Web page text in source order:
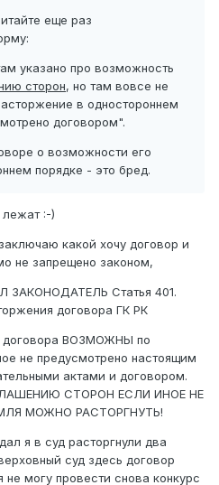
еще раз
указано про возможность
сторон, но там вовсе не
в одностороннем
договором".
о возможности его
порядке - это бред.
лежат :-)
какой хочу договор и
не запрещено законом,
Статья 401.
договора ГК РК
договора ВОЗМОЖНЫ по
не предусмотрено настоящим
актами и договором.
СТОРОН ЕСЛИ ИНОЕ НЕ
МОЖНО РАСТОРГНУТЬ!
я в суд расторгнули два
суд здесь договор
не могу провести снова конкурс